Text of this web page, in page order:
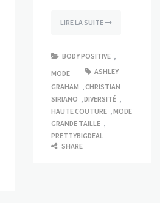
LIRE LA SUITE
BODY POSITIVE ,
MODE
ASHLEY
GRAHAM ,CHRISTIAN
SIRIANO ,DIVERSITÉ ,
HAUTE COUTURE ,MODE
GRANDE TAILLE ,
PRETTYBIGDEAL
SHARE